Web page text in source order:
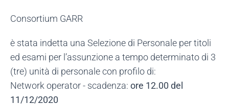
Consortium GARR
è stata indetta una Selezione di Personale per titoli
ed esami per l’assunzione a tempo determinato di 3
(tre) unità di personale con profilo di:
Network operator - scadenza: ore 12.00 del
11/12/2020